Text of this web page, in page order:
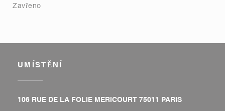
Zavřeno
UMÍSTĚNÍ
106 RUE DE LA FOLIE MERICOURT 75011 PARIS((otevře se